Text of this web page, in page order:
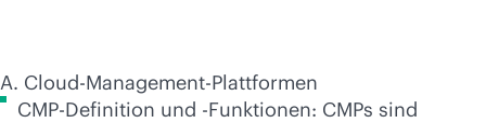
A. Cloud-Management-Plattformen
CMP-Definition und -Funktionen: CMPs sind